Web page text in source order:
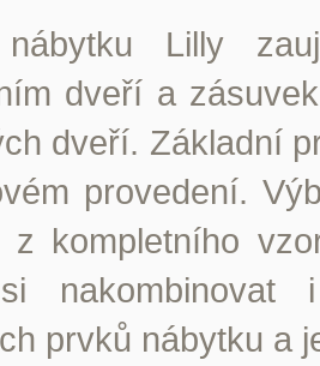
nábytku Lilly
dveří a
dveří. Základní
provedení.
z kompletního
nakombinovat
prvků nábytku a